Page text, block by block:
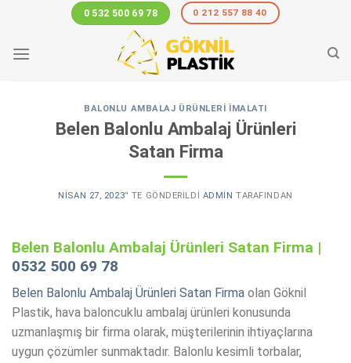
content
0 532 500 69 78 0 212 557 88 40
BALONLU AMBALAJ ÜRÜNLERI İMALATI
Belen Balonlu Ambalaj Ürünleri
Satan Firma
NISAN 27, 2023’' TE GÖNDERILDI ADMIN TARAFINDAN
Belen Balonlu Ambalaj Ürünleri Satan Firma |
0532 500 69 78
Belen Balonlu Ambalaj Ürünleri Satan Firma olan Göknil
Plastik, hava baloncuklu ambalaj ürünleri konusunda
uzmanlaşmış bir firma olarak, müşterilerinin ihtiyaçlarına
uygun çözümler sunmaktadır. Balonlu kesimli torbalar,